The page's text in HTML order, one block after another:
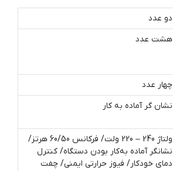
دو عدد
هشت عدد
چهار عدد
نشان گر آماده به کار
ولتاژ 240 – 220 ولت/ فرکانس 60/50 هرتز/
نشانگر آماده به‌کار بودن دستگاه/ کنترل
دمای خودکار/ فیوز حرارتی ایمنی/ چفت